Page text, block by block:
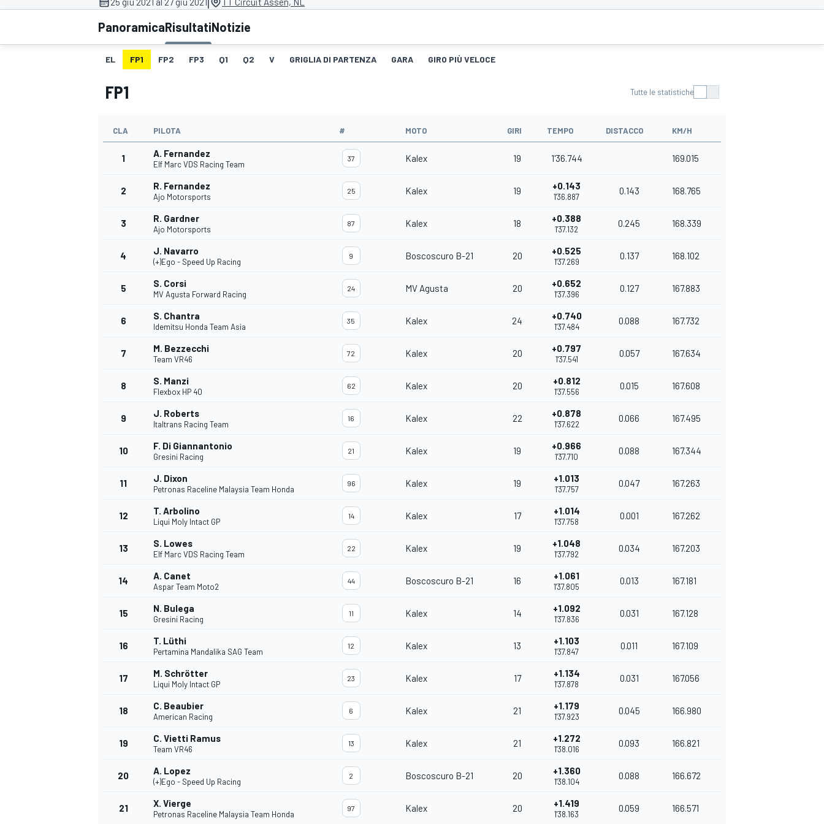
MOTOGP WEC
PanoramicaRisultatiNotizie
EL FP1 FP2 FP3 Q1 Q2 V GRIGLIA DI PARTENZA GARA GIRO PIÙ VELOCE
FP1 Tutte le statistiche
CLA PILOTA # MOTO GIRI TEMPO DISTACCO KM/H
1 A. Fernandez
Elf Marc VDS Racing Team
37 Kalex 19 1'36.744 169.015
2 R. Fernandez
Ajo Motorsports
25 Kalex 19 +0.143
1'36.887
0.143 168.765
3 R. Gardner
Ajo Motorsports
87 Kalex 18 +0.388
1'37.132
0.245 168.339
4 J. Navarro
(+)Ego - Speed Up Racing
9 Boscoscuro B-21 20 +0.525
1'37.269
0.137 168.102
5 S. Corsi
MV Agusta Forward Racing
24 MV Agusta 20 +0.652
1'37.396
0.127 167.883
6 S. Chantra
Idemitsu Honda Team Asia
35 Kalex 24 +0.740
1'37.484
0.088 167.732
7 M. Bezzecchi
Team VR46
72 Kalex 20 +0.797
1'37.541
0.057 167.634
8 S. Manzi
Flexbox HP 40
62 Kalex 20 +0.812
1'37.556
0.015 167.608
9 J. Roberts
Italtrans Racing Team
16 Kalex 22 +0.878
1'37.622
0.066 167.495
10 F. Di Giannantonio
Gresini Racing
21 Kalex 19 +0.966
1'37.710
0.088 167.344
11 J. Dixon
Petronas Raceline Malaysia Team Honda
96 Kalex 19 +1.013
1'37.757
0.047 167.263
12 T. Arbolino
Liqui Moly Intact GP
14 Kalex 17 +1.014
1'37.758
0.001 167.262
13 S. Lowes
Elf Marc VDS Racing Team
22 Kalex 19 +1.048
1'37.792
0.034 167.203
14 A. Canet
Aspar Team Moto2
44 Boscoscuro B-21 16 +1.061
1'37.805
0.013 167.181
15 N. Bulega
Gresini Racing
11 Kalex 14 +1.092
1'37.836
0.031 167.128
16 T. Lüthi
Pertamina Mandalika SAG Team
12 Kalex 13 +1.103
1'37.847
0.011 167.109
17 M. Schrötter
Liqui Moly Intact GP
23 Kalex 17 +1.134
1'37.878
0.031 167.056
18 C. Beaubier
American Racing
6 Kalex 21 +1.179
1'37.923
0.045 166.980
19 C. Vietti Ramus
Team VR46
13 Kalex 21 +1.272
1'38.016
0.093 166.821
20 A. Lopez
(+)Ego - Speed Up Racing
2 Boscoscuro B-21 20 +1.360
1'38.104
0.088 166.672
21 X. Vierge
Petronas Raceline Malaysia Team Honda
97 Kalex 20 +1.419
1'38.163
0.059 166.571